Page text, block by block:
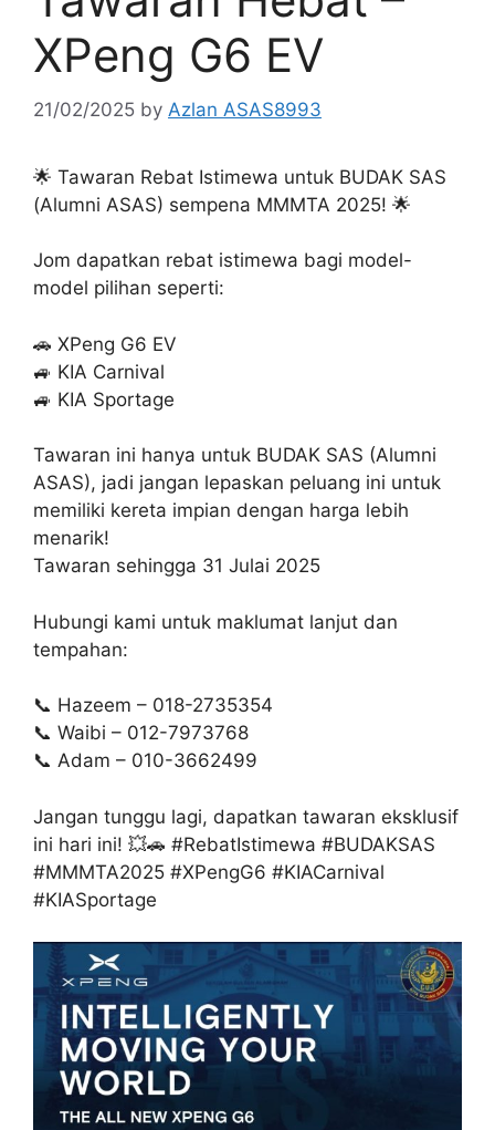
XPeng G6 EV
21/02/2025 by Azlan ASAS8993
🌟 Tawaran Rebat Istimewa untuk BUDAK SAS
(Alumni ASAS) sempena MMMTA 2025! 🌟
Jom dapatkan rebat istimewa bagi model-
model pilihan seperti:
🚗 XPeng G6 EV
🚙 KIA Carnival
🚙 KIA Sportage
Tawaran ini hanya untuk BUDAK SAS (Alumni
ASAS), jadi jangan lepaskan peluang ini untuk
memiliki kereta impian dengan harga lebih
menarik!
Tawaran sehingga 31 Julai 2025
Hubungi kami untuk maklumat lanjut dan
tempahan:
📞 Hazeem – 018-2735354
📞 Waibi – 012-7973768
📞 Adam – 010-3662499
Jangan tunggu lagi, dapatkan tawaran eksklusif
ini hari ini! 💥🚗 #RebatIstimewa #BUDAKSAS
#MMMTA2025 #XPengG6 #KIACarnival
#KIASportage